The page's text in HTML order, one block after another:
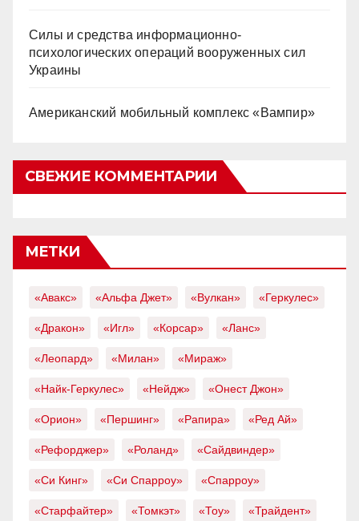
Силы и средства информационно-
психологических операций вооруженных сил
Украины
Американский мобильный комплекс «Вампир»
СВЕЖИЕ КОММЕНТАРИИ
МЕТКИ
«Авакс» «Альфа Джет» «Вулкан» «Геркулес»
«Дракон» «Игл» «Корсар» «Ланс»
«Леопард» «Милан» «Мираж»
«Найк-Геркулес» «Нейдж» «Онест Джон»
«Орион» «Першинг» «Рапира» «Ред Ай»
«Рефорджер» «Роланд» «Сайдвиндер»
«Си Кинг» «Си Спарроу» «Спарроу»
«Старфайтер» «Томкэт» «Тоу» «Трайдент»